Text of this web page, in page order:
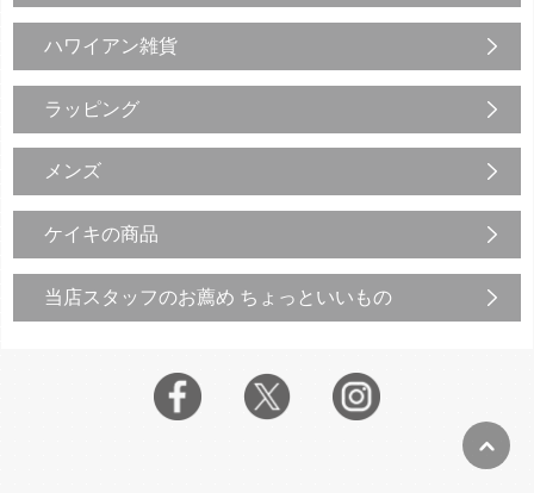
ハワイアン雑貨
ラッピング
メンズ
ケイキの商品
当店スタッフのお薦め ちょっといいもの